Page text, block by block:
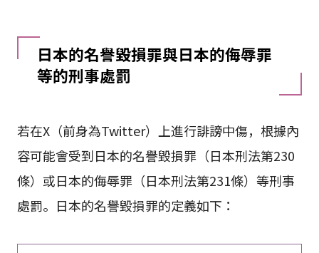
日本的名譽毀損罪與日本的侮辱罪
等的刑事處罰
若在X（前身為Twitter）上進行誹謗中傷，根據內
容可能會受到日本的名譽毀損罪（日本刑法第230
條）或日本的侮辱罪（日本刑法第231條）等刑事
處罰。日本的名譽毀損罪的定義如下：